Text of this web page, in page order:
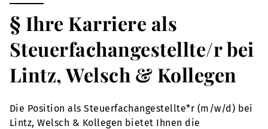
§ Ihre Karriere als
Steuerfachangestellte/r bei
Lintz, Welsch & Kollegen
Die Position als Steuerfachangestellte*r (m/w/d) bei
Lintz, Welsch & Kollegen bietet Ihnen die